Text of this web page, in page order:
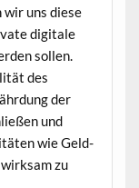
uns diese
dig­i­tale
sollen.
des
der
und
wie Geld­
zu